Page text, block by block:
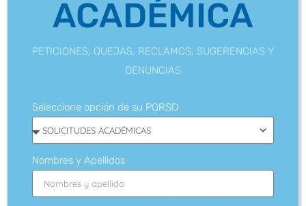
ACADÉMICA
PETICIONES, QUEJAS, RECLAMOS, SUGERENCIAS Y
DENUNCIAS
Seleccione opción de su PQRSD
Nombres y Apellidos